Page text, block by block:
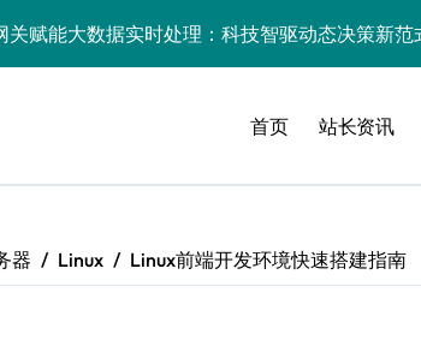
驱动：构建实时引擎，赋能前端效能指数级跃升
：实时数据引擎驱动下的大数据架构革新实践
：企业级动态数据实时处理引擎的价值挖掘架构
视角：大数据驱动的实时流处理引擎智能构建之道
首页 站长资讯
器 Linux Linux前端开发环境快速搭建指南